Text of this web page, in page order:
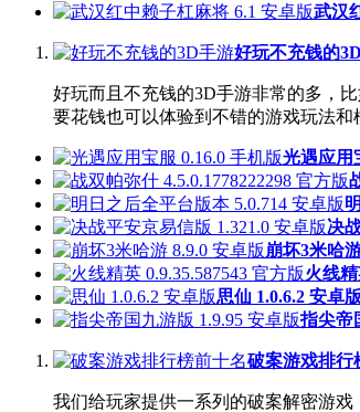
武汉
好玩不充钱的
好玩而且不充钱的3D手游非常的多，
要花钱也可以体验到不错的游戏玩法和
光遇应用
决
崩坏3米哈
火线精
思仙 1.0.6.2 安卓版
指尖帝
破案游戏排行
我们给玩家提供一系列的破案解密游